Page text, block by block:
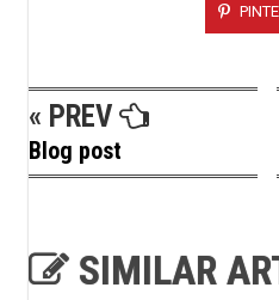
« PREV
Blog post
SIMILAR